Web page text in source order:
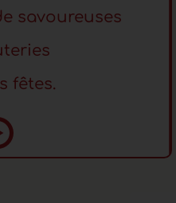
savoureuses
fêtes.